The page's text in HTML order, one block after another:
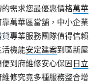
需求您最優惠價格萬華
萬華區當舖，中小企業
貸專業服務團隊值得信賴
機能安定建案到區新屋
到府維修安心保固 日立
修究竟多種服務整合增